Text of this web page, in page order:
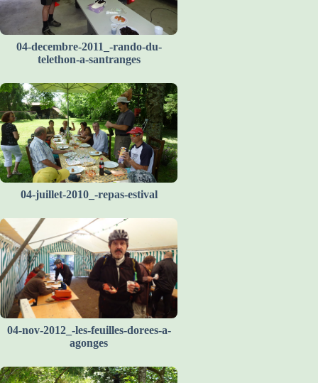
04-decembre-2011_-rando-du-
telethon-a-santranges
04-juillet-2010_-repas-estival
04-nov-2012_-les-feuilles-dorees-a-
agonges